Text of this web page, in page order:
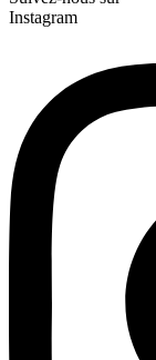
Instagram